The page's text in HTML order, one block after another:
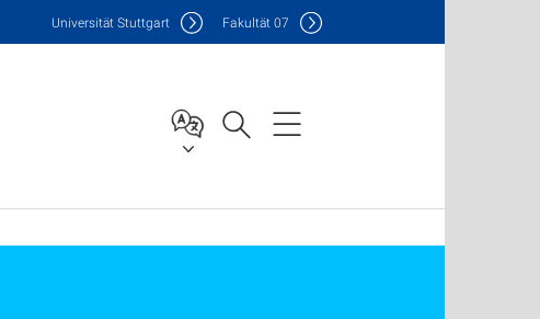
Universität Stuttgart Fakultät07